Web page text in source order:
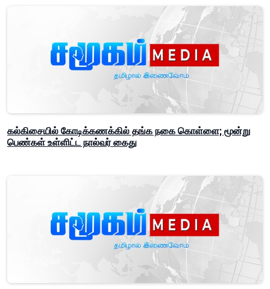
கல்கிசையில் கோடிக்கணக்கில் தங்க நகை கொள்ளை; மூன்று
பெண்கள் உள்ளிட்ட நால்வர் கைது